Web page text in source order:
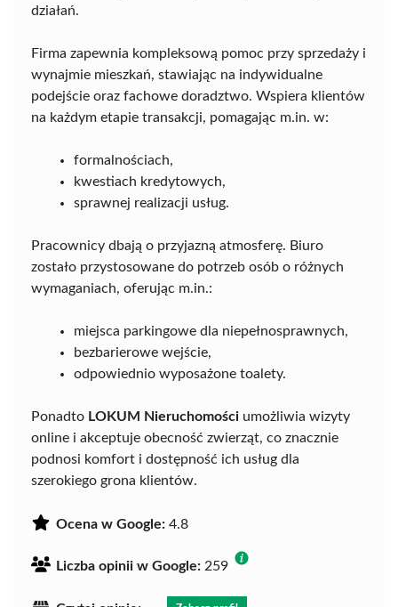
działań.
Firma zapewnia kompleksową pomoc przy sprzedaży i
wynajmie mieszkań, stawiając na indywidualne
podejście oraz fachowe doradztwo. Wspiera klientów
na każdym etapie transakcji, pomagając m.in. w:
formalnościach,
kwestiach kredytowych,
sprawnej realizacji usług.
Pracownicy dbają o przyjazną atmosferę. Biuro
zostało przystosowane do potrzeb osób o różnych
wymaganiach, oferując m.in.:
miejsca parkingowe dla niepełnosprawnych,
bezbarierowe wejście,
odpowiednio wyposażone toalety.
Ponadto LOKUM Nieruchomości umożliwia wizyty
online i akceptuje obecność zwierząt, co znacznie
podnosi komfort i dostępność ich usług dla
szerokiego grona klientów.
Ocena w Google: 4.8
Liczba opinii w Google: 259